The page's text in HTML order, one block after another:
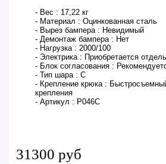
- Вес : 17,22 кг
- Материал : Оцинкованная сталь
- Вырез бампера : Невидимый
- Демонтаж бампера : Нет
- Нагрузка : 2000/100
- Электрика : Приобретается
- Блок согласования :
- Тип шара : C
- Крепление крюка :
крепления
- Артикул : P046C
31300 руб